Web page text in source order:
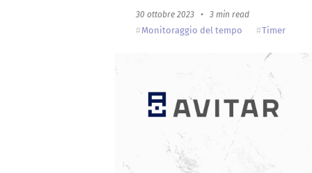
30 ottobre 2023 • 3 min read
Monitoraggio del tempo Timer